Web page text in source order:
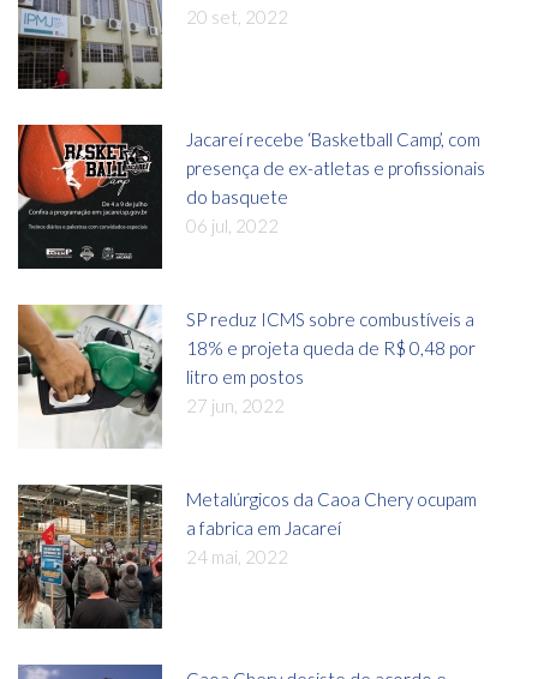
20 set, 2022
Jacareí recebe ‘Basketball Camp’, com
presença de ex-atletas e profissionais
do basquete
06 jul, 2022
SP reduz ICMS sobre combustíveis a
18% e projeta queda de R$ 0,48 por
litro em postos
27 jun, 2022
Metalúrgicos da Caoa Chery ocupam
a fabrica em Jacareí
24 mai, 2022